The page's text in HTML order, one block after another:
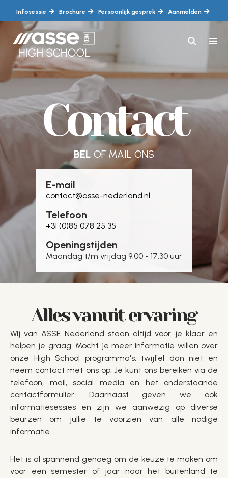
inhoud
Infosessie Brochure Persoonlijk gesprek Aanmelden
Contact
BEL OF MAIL ONS
E-mail
contact@asse-nederland.nl
Telefoon
+31 (0)85 078 25 35
Openingstijden
Maandag t/m vrijdag 9:00 - 17:30 uur
Alles vanuit ervaring
Wij van ASSE Nederland staan altijd voor je klaar en
helpen je graag. Mocht je meer informatie willen over
onze High School programma's, twijfel dan niet en
neem contact met ons op. Je kunt ons bereiken via de
telefoon, mail, social media en het onderstaande
contactformulier. Daarnaast geven we ook
informatiesessies en zijn we aanwezig op diverse
beurzen om jullie te voorzien van alle nodige
informatie.
Het is al spannend genoeg om de keuze te maken om
voor een semester of jaar naar het buitenland te